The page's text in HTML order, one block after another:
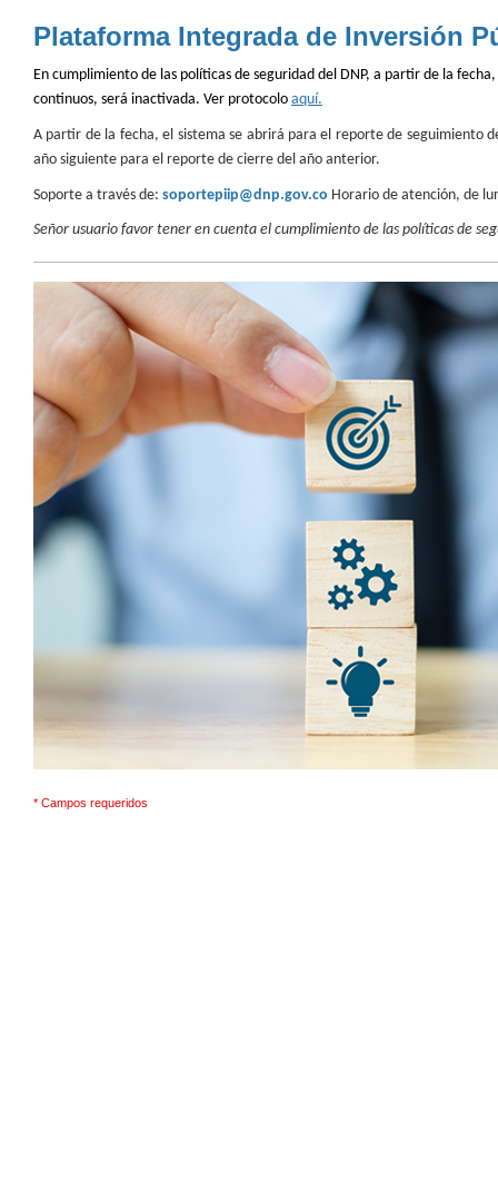
Plataforma Integrada de Inversión
En cumplimiento de las políticas de seguridad del DNP, a partir de la
continuos, será inactivada. Ver protocolo aquí.
A partir de la fecha, el sistema se abrirá para el reporte de seguimiento
año siguiente para el reporte de cierre del año anterior.
Soporte a través de: soportepiip@dnp.gov.co Horario de atención, de
Señor usuario favor tener en cuenta el cumplimiento de las políticas de
* Campos requeridos